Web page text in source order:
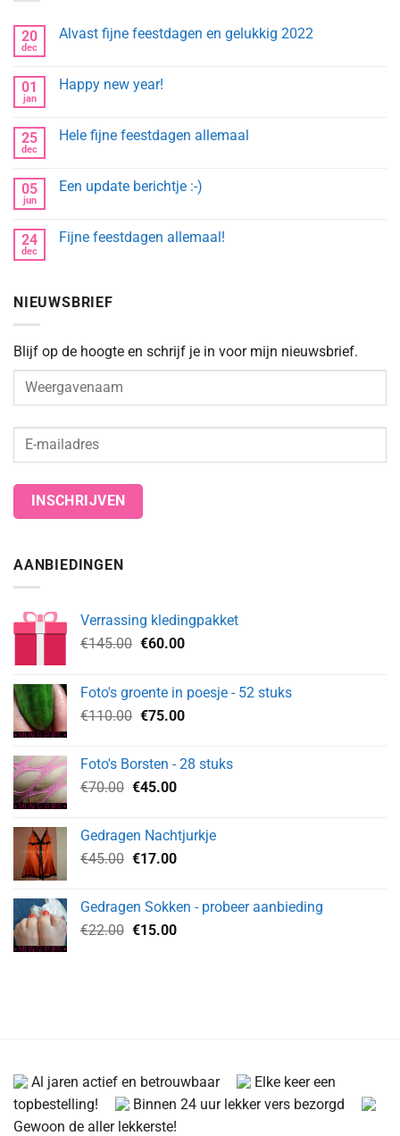
20
dec
Alvast fijne feestdagen en gelukkig 2022
Alvast
gelukkig
2022
01
jan
Happy new year!
Happy
25
dec
Hele fijne feestdagen allemaal
Hele
05
jun
Een update berichtje :-)
Een
24
dec
Fijne feestdagen allemaal!
feestdagen
NIEUWSBRIEF
Blijf op de hoogte en schrijf je in voor mijn nieuwsbrief.
AANBIEDINGEN
Verrassing kledingpakket
€145.00 Oorspronkelijke
€145.00.
€60.00Huidige
€60.00.
Foto's groente in poesje - 52 stuks
€110.00 Oorspronkelijke
€110.00.
€75.00Huidige
€75.00.
Foto's Borsten - 28 stuks
€70.00 Oorspronkelijke
€70.00.
€45.00Huidige
€45.00.
Gedragen Nachtjurkje
€45.00 Oorspronkelijke
€45.00.
€17.00Huidige
€17.00.
Gedragen Sokken - probeer aanbieding
€22.00 Oorspronkelijke
€15.00Huidige
Al jaren actief en betrouwbaar
Elke keer een
topbestelling!
Binnen 24 uur lekker vers bezorgd
Gewoon de aller lekkerste!